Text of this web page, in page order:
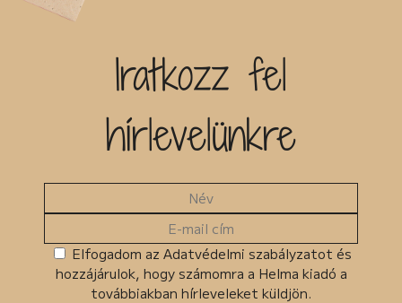
Iratkozz fel
hírlevelünkre
Elfogadom az Adatvédelmi szabályzatot és
hozzájárulok, hogy számomra a Helma kiadó a
továbbiakban hírleveleket küldjön.